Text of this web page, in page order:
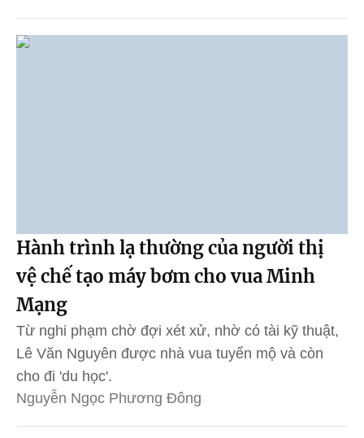
Hành trình lạ thường của người thị
vệ chế tạo máy bơm cho vua Minh
Mạng
Từ nghi phạm chờ đợi xét xử, nhờ có tài kỹ thuật,
Lê Văn Nguyên được nhà vua tuyển mộ và còn
cho đi 'du học'.
Nguyễn Ngọc Phương Đông